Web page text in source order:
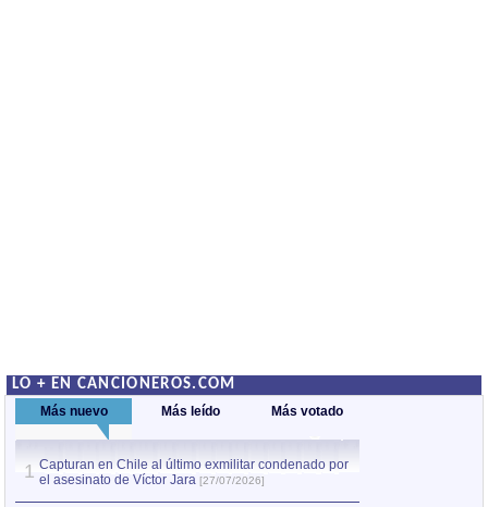
LO + EN CANCIONEROS.COM
Más nuevo Más leído Más votado
1 Capturan en Chile al último exmilitar condenado por
el asesinato de Víctor Jara [27/07/2026]